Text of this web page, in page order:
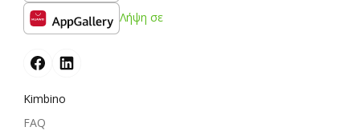
Λήψη σε
Kimbino
FAQ